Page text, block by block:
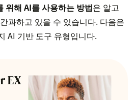
위해 AI를 사용하는 방법은 알고
과하고 있을 수 있습니다. 다음은
AI 기반 도구 유형입니다.